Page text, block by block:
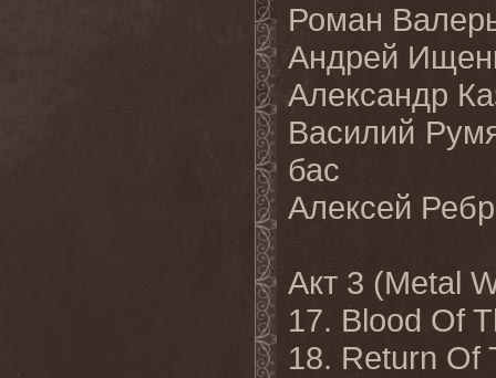
Роман
Андрей
Александр
Василий
бас
Алексей
Акт 3 (Metal
17. Blood Of
18. Return Of